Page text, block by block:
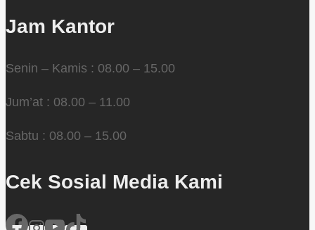
Jam Kantor
Senin – Kamis : 08.00 – 15.00
Jum’at : 08.00 – 11.00
Sabtu : 08.00 – 15.00
Cek Sosial Media Kami